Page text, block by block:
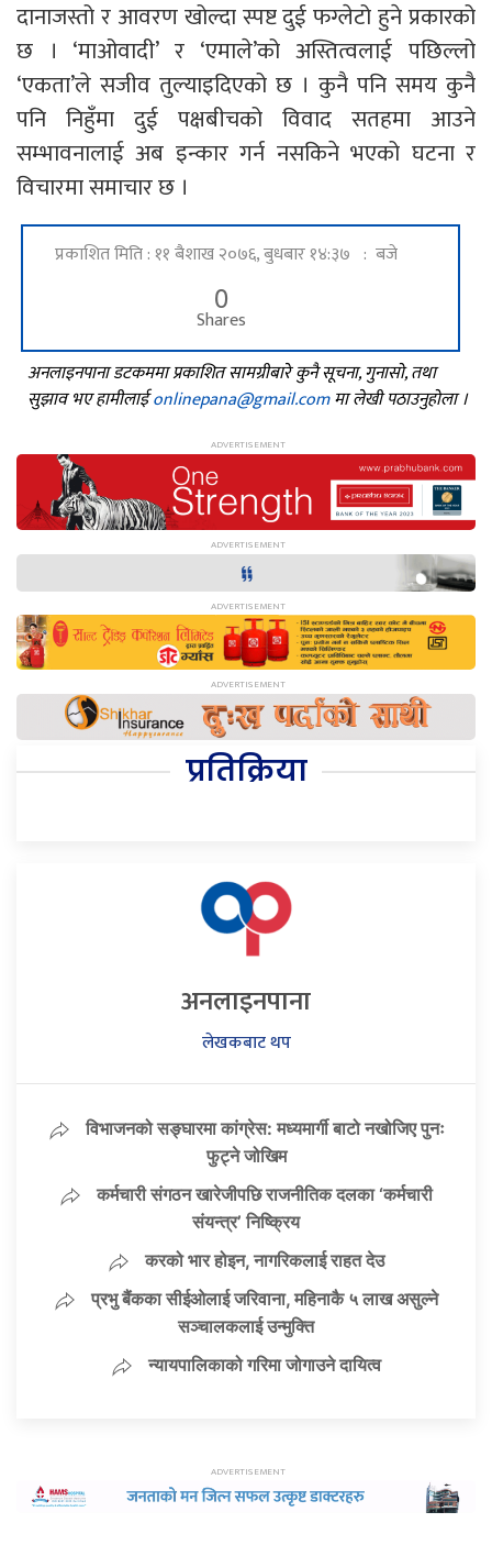
दानाजस्तो र आवरण खोल्दा स्पष्ट दुई फग्लेटो हुने प्रकारको
छ । ‘माओवादी’ र ‘एमाले’को अस्तित्वलाई पछिल्लो
‘एकता’ले सजीव तुल्याइदिएको छ । कुनै पनि समय कुनै
पनि निहुँमा दुई पक्षबीचको विवाद सतहमा आउने
सम्भावनालाई अब इन्कार गर्न नसकिने भएको घटना र
विचारमा समाचार छ ।
प्रकाशित मिति : ११ बैशाख २०७६, बुधबार १४:३७ : बजे
0
Shares
अनलाइनपाना डटकममा प्रकाशित सामग्रीबारे कुनै सूचना, गुनासो, तथा
सुझाव भए हामीलाईonlinepana@gmail.comमा लेखी पठाउनुहोला ।
प्रतिक्रिया
अनलाइनपाना
लेखकबाट थप
विभाजनको सङ्घारमा कांग्रेस: मध्यमार्गी बाटो नखोजिए पुनः
फुट्ने जोखिम
कर्मचारी संगठन खारेजीपछि राजनीतिक दलका ‘कर्मचारी
संयन्त्र’ निष्क्रिय
करको भार होइन, नागरिकलाई राहत देउ
प्रभु बैंकका सीईओलाई जरिवाना, महिनाकै ५ लाख असुल्ने
सञ्चालकलाई उन्मुक्ति
न्यायपालिकाको गरिमा जोगाउने दायित्व